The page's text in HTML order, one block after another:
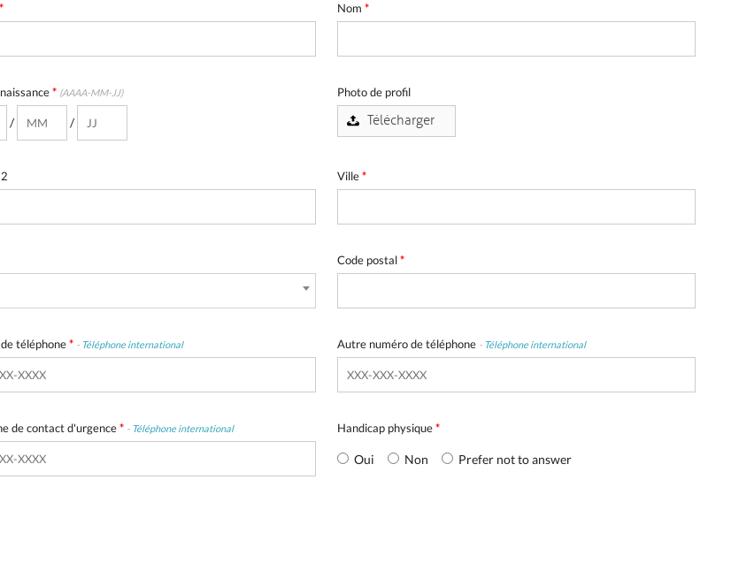
* Nom *
* (AAAA-MM-JJ)
/ /
Photo de profil
Ville*
Code postal*
téléphone* - Téléphone international Autre numéro de téléphone - Téléphone international
de contact d'urgence* - Téléphone international Handicap physique*
Oui Non Prefer not to answer